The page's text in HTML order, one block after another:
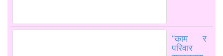
“काम र
परिवार